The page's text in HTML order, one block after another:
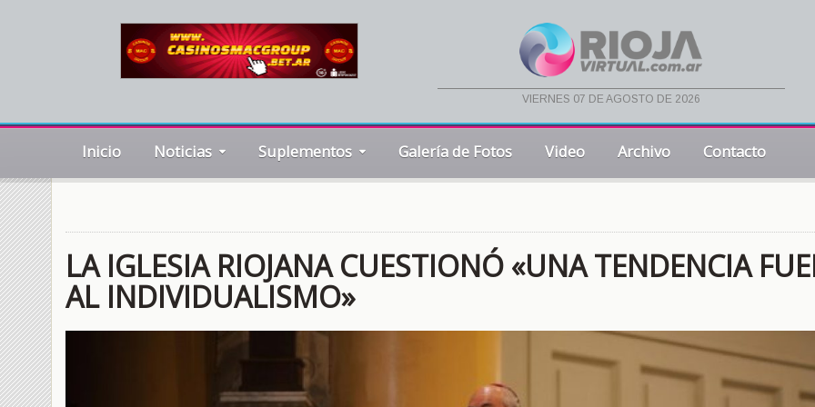
viernes 07 de agosto de 2026
Inicio Noticias Suplementos Galería de Fotos Video Archivo Contacto
LA IGLESIA RIOJANA CUESTIONÓ «UNA TENDENCIA
AL INDIVIDUALISMO»